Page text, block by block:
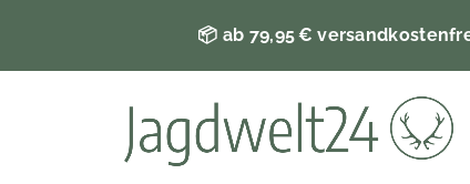
📦 ab 79,95 €